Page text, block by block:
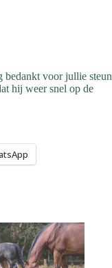
bedankt voor jullie steun
hij weer snel op de